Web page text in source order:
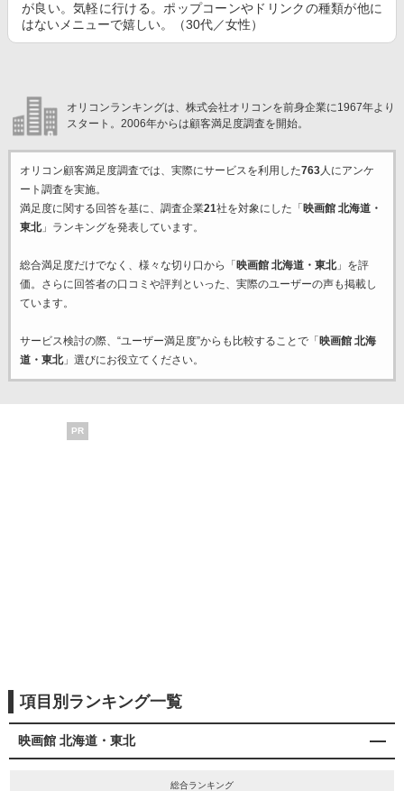
が良い。気軽に行ける。ポップコーンやドリンクの種類が他に
はないメニューで嬉しい。（30代／女性）
オリコンランキングは、株式会社オリコンを前身企業に1967年より
スタート。2006年からは顧客満足度調査を開始。
オリコン顧客満足度調査では、実際にサービスを利用した763人にアンケ
ート調査を実施。
満足度に関する回答を基に、調査企業21社を対象にした「 映画館 北海道・
東北」ランキングを発表しています。
総合満足度だけでなく、様々な切り口から「 映画館 北海道・東北」を評
価。さらに回答者の口コミや評判といった、実際のユーザーの声も掲載し
ています。
サービス検討の際、“ユーザー満足度”からも比較することで「 映画館 北海
道・東北」選びにお役立てください。
PR
項目別ランキング一覧
映画館 北海道・東北
総合ランキング